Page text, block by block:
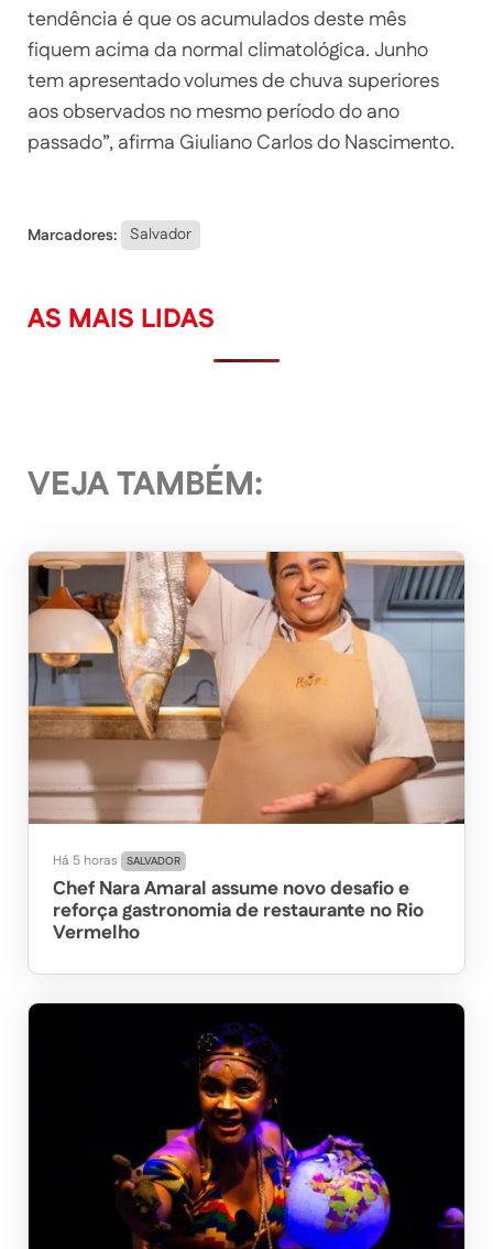
tendência é que os acumulados deste mês
fiquem acima da normal climatológica. Junho
tem apresentado volumes de chuva superiores
aos observados no mesmo período do ano
passado”, afirma Giuliano Carlos do Nascimento.
Marcadores: Salvador
AS MAIS LIDAS
VEJA TAMBÉM:
Há 5 horas SALVADOR
Chef Nara Amaral assume novo desafio e
reforça gastronomia de restaurante no Rio
Vermelho